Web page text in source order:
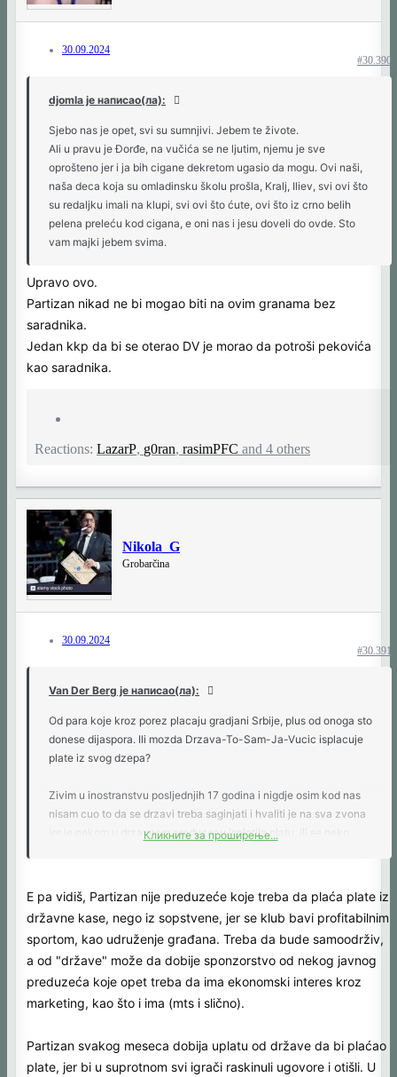
30.09.2024
#30.390
djomla је написао(ла):
Sjebo nas je opet, svi su sumnjivi. Jebem te živote.
Ali u pravu je Đorđe, na vučića se ne ljutim, njemu je sve
oprošteno jer i ja bih cigane dekretom ugasio da mogu. Ovi naši,
naša deca koja su omladinsku školu prošla, Kralj, Iliev, svi ovi što
su redaljku imali na klupi, svi ovi što ćute, ovi što iz crno belih
pelena preleću kod cigana, e oni nas i jesu doveli do ovde. Sto
vam majki jebem svima.
Upravo ovo.
Partizan nikad ne bi mogao biti na ovim granama bez
saradnika.
Jedan kkp da bi se oterao DV je morao da potroši pekovića
kao saradnika.
Reactions: LazarP, g0ran, rasimPFC and 4 others
Nikola_G
Grobarčina
30.09.2024
#30.391
Van Der Berg је написао(ла):
Od para koje kroz porez placaju gradjani Srbije, plus od onoga sto
donese dijaspora. Ili mozda Drzava-To-Sam-Ja-Vucic isplacuje
plate iz svog dzepa?
Zivim u inostranstvu posljednjih 17 godina i nigdje osim kod nas
nisam cuo to da se drzavi treba saginjati i hvaliti je na sva zvona
jer je nekom u drzavnom preduzecu isplatila platu, ili se neko
Кликните за проширење...
E pa vidiš, Partizan nije preduzeće koje treba da plaća plate iz
državne kase, nego iz sopstvene, jer se klub bavi profitabilnim
sportom, kao udruženje građana. Treba da bude samoodrživ,
a od "države" može da dobije sponzorstvo od nekog javnog
preduzeća koje opet treba da ima ekonomski interes kroz
marketing, kao što i ima (mts i slično).
Partizan svakog meseca dobija uplatu od države da bi plaćao
plate, jer bi u suprotnom svi igrači raskinuli ugovore i otišli. U